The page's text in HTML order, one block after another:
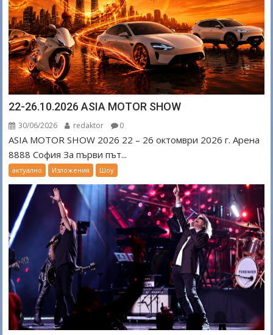
22-26.10.2026 ASIA MOTOR SHOW
30/06/2026 redaktor 0
ASIA MOTOR SHOW 2026 22 – 26 октомври 2026 г. Арена
8888 София За първи път...
актуално Изложения Шоу